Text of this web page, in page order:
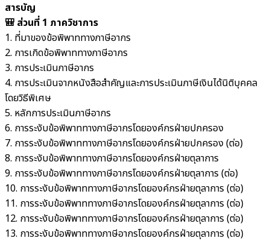
สารบัญ
🎒 ส่วนที่ 1 ภาควิชาการ
1. ที่มาของข้อพิพาททางภาษีอากร
2. การเกิดข้อพิพาททางภาษีอากร
3. การประเมินภาษีอากร
4. การประเมินจากหนังสือสำคัญและการประเมินภาษีเงินได้นิติบุคคล
โดยวิธีพิเศษ
5. หลักการประเมินภาษีอากร
6. การระงับข้อพิพาททางภาษีอากรโดยองค์กรฝ่ายปกครอง
7. การระงับข้อพิพาททางภาษีอากรโดยองค์กรฝ่ายปกครอง (ต่อ)
8. การระงับข้อพิพาททางภาษีอากรโดยองค์กรฝ่ายตุลาการ
9. การระงับข้อพิพาททางภาษีอากรโดยองค์กรฝ่ายตุลาการ (ต่อ)
10. การระงับข้อพิพาททางภาษีอากรโดยองค์กรฝ่ายตุลาการ (ต่อ)
11. การระงับข้อพิพาททางภาษีอากรโดยองค์กรฝ่ายตุลาการ (ต่อ)
12. การระงับข้อพิพาททางภาษีอากรโดยองค์กรฝ่ายตุลาการ (ต่อ)
13. การระงับข้อพิพาททางภาษีอากรโดยองค์กรฝ่ายตุลาการ (ต่อ)